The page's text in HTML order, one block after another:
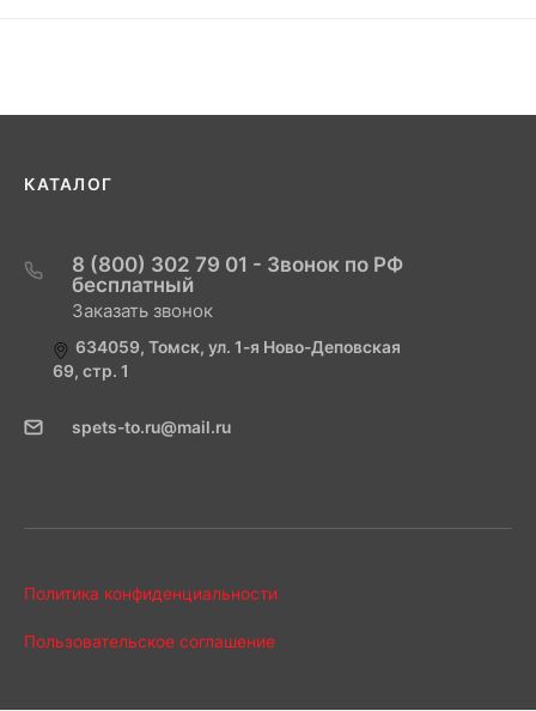
КАТАЛОГ
8 (800) 302 79 01 - Звонок по РФ
бесплатный
Заказать звонок
634059, Томск, ул. 1-я Ново-Деповская
69, стр. 1
spets-to.ru@mail.ru
Политика конфиденциальности
Пользовательское соглашение